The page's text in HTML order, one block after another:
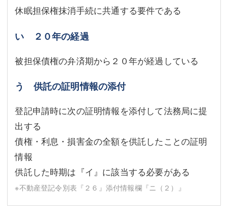
休眠担保権抹消手続に共通する要件である
い ２０年の経過
被担保債権の弁済期から２０年が経過している
う 供託の証明情報の添付
登記申請時に次の証明情報を添付して法務局に提
出する
債権・利息・損害金の全額を供託したことの証明
情報
供託した時期は『イ』に該当する必要がある
※不動産登記令別表『２６』添付情報欄『ニ（２）』